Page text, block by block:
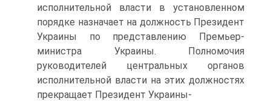
исполнительной власти в установленном
порядке назначает на должность Президент
Украины по представлению Премьер-
министра Украины. Полномочия
руководителей центральных органов
исполнительной власти на этих должностях
прекращает Президент Украины-